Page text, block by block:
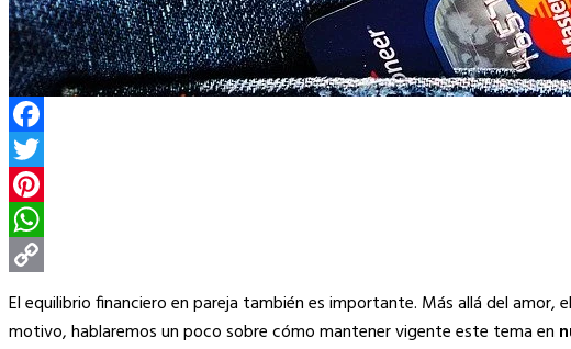
Facebook
Twitter
Pinterest
WhatsApp
Copy
Link
El equilibrio financiero en pareja también es importante. Más allá del
motivo, hablaremos un poco sobre cómo mantener vigente este tema en